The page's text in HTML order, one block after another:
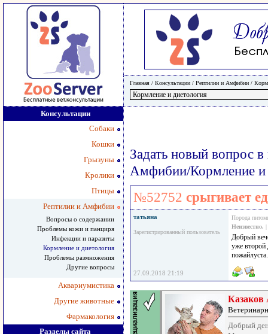
Главная / Консультации / Рептилии и Амфибии /
Консультации
Собаки
Кошки
Грызуны
Кролики
Птицы
Рептилии и Амфибии
Вопросы о содержании
Проблемы кожи и панциря
Инфекции и паразиты
Кормление и диетология
Проблемы размножения
Другие вопросы
Аквариумистика
Другие животные
Фармакология
Разделы сайта
Задать новый вопрос
Амфибии/Кормление и
№52752 срыгивает
татьяна
Зарегистрированный пользователь
Порода
Неизвестно. |
Добрый
уже второй
27.09.2018 21:19
Казаков
Добрый